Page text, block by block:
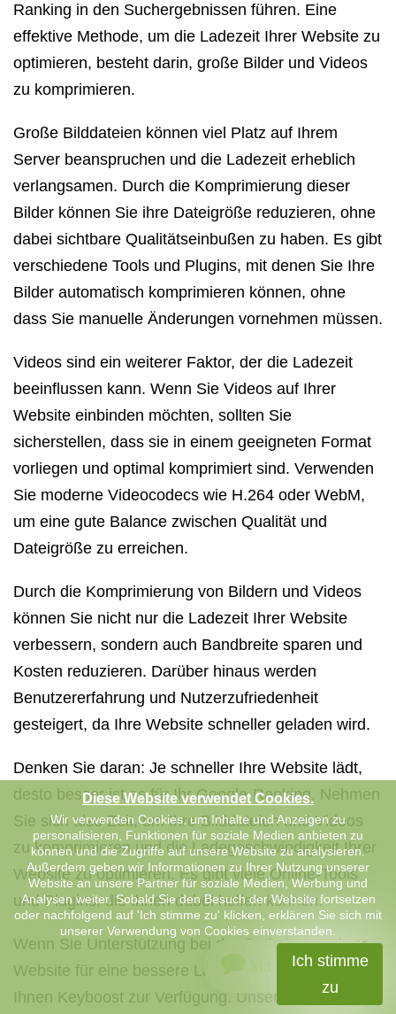
Ranking in den Suchergebnissen führen. Eine
effektive Methode, um die Ladezeit Ihrer Website zu
optimieren, besteht darin, große Bilder und Videos
zu komprimieren.
Große Bilddateien können viel Platz auf Ihrem
Server beanspruchen und die Ladezeit erheblich
verlangsamen. Durch die Komprimierung dieser
Bilder können Sie ihre Dateigröße reduzieren, ohne
dabei sichtbare Qualitätseinbußen zu haben. Es gibt
verschiedene Tools und Plugins, mit denen Sie Ihre
Bilder automatisch komprimieren können, ohne
dass Sie manuelle Änderungen vornehmen müssen.
Videos sind ein weiterer Faktor, der die Ladezeit
beeinflussen kann. Wenn Sie Videos auf Ihrer
Website einbinden möchten, sollten Sie
sicherstellen, dass sie in einem geeigneten Format
vorliegen und optimal komprimiert sind. Verwenden
Sie moderne Videocodecs wie H.264 oder WebM,
um eine gute Balance zwischen Qualität und
Dateigröße zu erreichen.
Durch die Komprimierung von Bildern und Videos
können Sie nicht nur die Ladezeit Ihrer Website
verbessern, sondern auch Bandbreite sparen und
Kosten reduzieren. Darüber hinaus werden
Benutzererfahrung und Nutzerzufriedenheit
gesteigert, da Ihre Website schneller geladen wird.
Denken Sie daran: Je schneller Ihre Website lädt,
desto besser ist es für Ihr Google-Ranking. Nehmen
Sie sich also Zeit, um Ihre Bilddateien und Videos
zu komprimieren und die Ladegeschwindigkeit Ihrer
Website zu optimieren. Es gibt viele Online-Tools
und Plugins, die Ihnen dabei helfen können.
Wenn Sie Unterstützung bei der Optimierung Ihrer
Website für eine bessere Ladezeit benötigen, steht
Ihnen Keyboost zur Verfügung. Unser Tool kann
Mit uns chatten
Diese Website verwendet Cookies.
Wir verwenden Cookies, um Inhalte und Anzeigen zu
personalisieren, Funktionen für soziale Medien anbieten zu
können und die Zugriffe auf unsere Website zu analysieren.
Außerdem geben wir Informationen zu Ihrer Nutzung unserer
Website an unsere Partner für soziale Medien, Werbung und
Analysen weiter. Sobald Sie den Besuch der Website fortsetzen
oder nachfolgend auf 'Ich stimme zu' klicken, erklären Sie sich mit
unserer Verwendung von Cookies einverstanden.
Ich stimme
zu